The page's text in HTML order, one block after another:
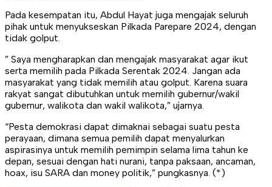
Pada kesempatan itu, Abdul Hayat juga mengajak seluruh
pihak untuk menyukseskan Pilkada Parepare 2024, dengan
tidak golput.
” Saya mengharapkan dan mengajak masyarakat agar ikut
serta memilih pada Pilkada Serentak 2024. Jangan ada
masyarakat yang tidak memilih atau golput. Karena suara
rakyat sangat dibutuhkan untuk memilih gubernur/wakil
gubernur, walikota dan wakil walikota,” ujarnya.
“Pesta demokrasi dapat dimaknai sebagai suatu pesta
perayaan, dimana semua pemilih dapat menyalurkan
aspirasinya untuk memilih pemimpin selama lima tahun ke
depan, sesuai dengan hati nurani, tanpa paksaan, ancaman,
hoax, isu SARA dan money politik,” pungkasnya. (*)